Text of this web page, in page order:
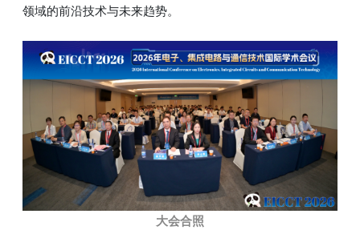
领域的前沿技术与未来趋势。
大会合照